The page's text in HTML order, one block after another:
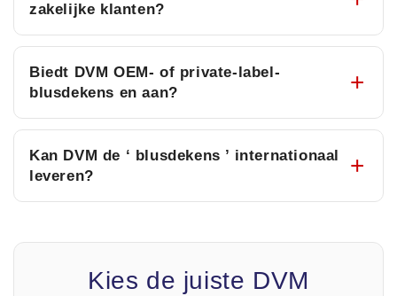
zakelijke klanten?
Biedt DVM OEM- of private-label-
blusdekens en aan?
Kan DVM de ‘ blusdekens ’ internationaal
leveren?
Kies de juiste DVM